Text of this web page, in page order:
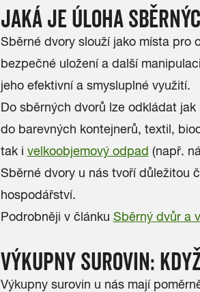
JAKÁ JE ÚLOHA
Sběrné dvory slouží jako místa pro
bezpečné uložení a další
jeho efektivní a smysluplné využití.
Do sběrných dvorů lze odkládat
do barevných kontejnerů, textil,
tak i velkoobjemový odpad (např.
Sběrné dvory u nás tvoří důležitou
hospodářství.
Podrobněji v článku Sběrný dvůr a
VÝKUPNY SUROVIN:
Výkupny surovin u nás mají